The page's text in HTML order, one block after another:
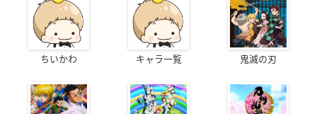
ちいかわ キャラ一覧 鬼滅の刃